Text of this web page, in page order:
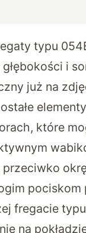
typu
i
już na
które
fregacie
na